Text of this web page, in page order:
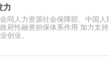
力
同人力资源社会保障部、中国人
府性融资担保体系作用 加力支
创业。